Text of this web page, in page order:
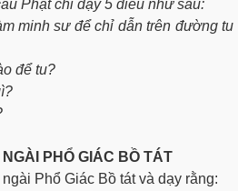
Phật chỉ dạy 5 điều như sau:
minh sư để chỉ dẫn trên đường tu
để tu?
PHỔ GIÁC BỒ TÁT
Phổ Giác Bồ tát và dạy rằng: